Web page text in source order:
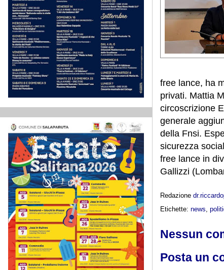
free lance, ha
privati. Mattia
circoscrizione
generale
della Fnsi.
sicurezza
free lance in
Gallizzi
Redazione
Etichette: news
Nessun
Posta un